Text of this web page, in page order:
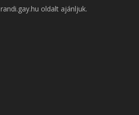
randi.gay.hu oldalt ajánljuk.